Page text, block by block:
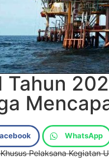
WhatsApp
Pelaksana Kegiatan